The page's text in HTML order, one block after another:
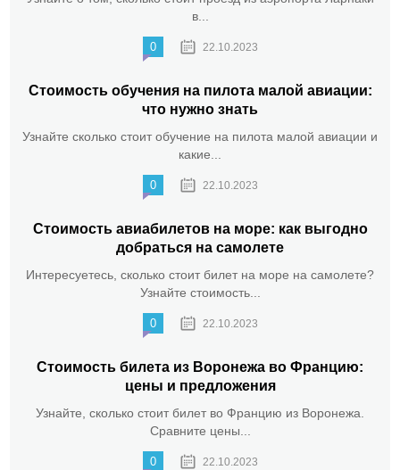
в...
0 22.10.2023
Стоимость обучения на пилота малой авиации:
что нужно знать
Узнайте сколько стоит обучение на пилота малой авиации и
какие...
0 22.10.2023
Стоимость авиабилетов на море: как выгодно
добраться на самолете
Интересуетесь, сколько стоит билет на море на самолете?
Узнайте стоимость...
0 22.10.2023
Стоимость билета из Воронежа во Францию:
цены и предложения
Узнайте, сколько стоит билет во Францию из Воронежа.
Сравните цены...
0 22.10.2023